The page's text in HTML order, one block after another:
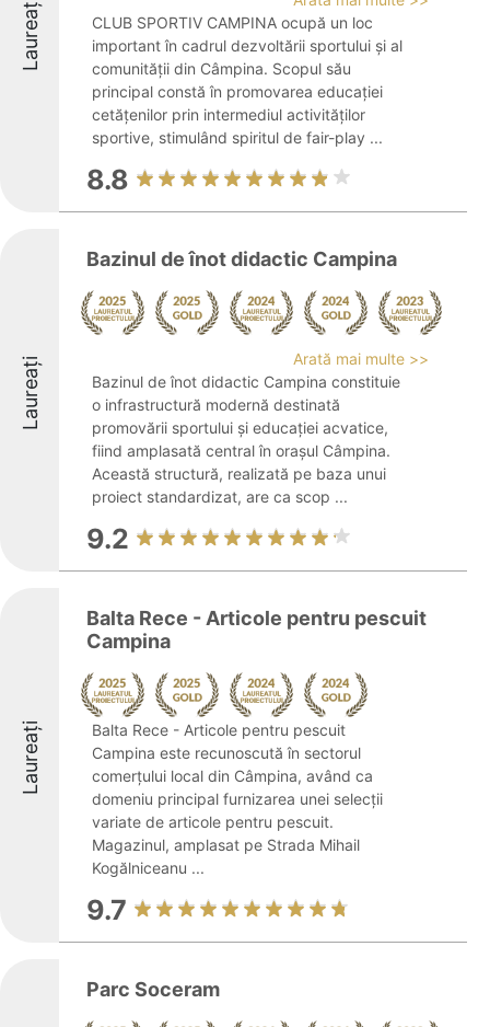
Laureați
CLUB SPORTIV CAMPINA ocupă un loc
important în cadrul dezvoltării sportului și al
comunității din Câmpina. Scopul său
principal constă în promovarea educației
cetățenilor prin intermediul activităților
sportive, stimulând spiritul de fair-play ...
8.8
Laureați
Bazinul de înot didactic Campina
Arată mai multe >>
Bazinul de înot didactic Campina constituie
o infrastructură modernă destinată
promovării sportului și educației acvatice,
fiind amplasată central în orașul Câmpina.
Această structură, realizată pe baza unui
proiect standardizat, are ca scop ...
9.2
Laureați
Balta Rece - Articole pentru pescuit
Campina
Balta Rece - Articole pentru pescuit
Campina este recunoscută în sectorul
comerțului local din Câmpina, având ca
domeniu principal furnizarea unei selecții
variate de articole pentru pescuit.
Magazinul, amplasat pe Strada Mihail
Kogălniceanu ...
9.7
Parc Soceram